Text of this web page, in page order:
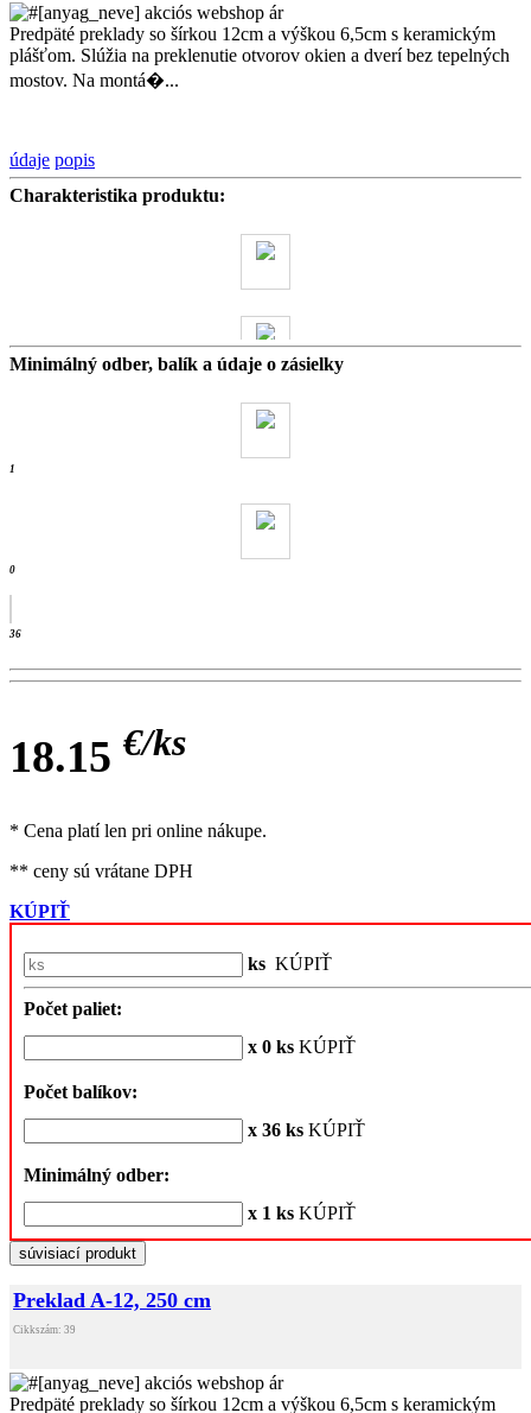
Predpäté preklady so šírkou 12cm a výškou 6,5cm s keramickým
plášťom. Slúžia na preklenutie otvorov okien a dverí bez tepelných
mostov. Na montá�...
údaje popis
Charakteristika produktu:
Minimálný odber, balík a údaje o zásielky
1
0
36
18.15 €/ks
* Cena platí len pri online nákupe.
** ceny sú vrátane DPH
KÚPIŤ
ks KÚPIŤ
Počet paliet:
x 0 ks KÚPIŤ
Počet balíkov:
x 36 ks KÚPIŤ
Minimálný odber:
x 1 ks KÚPIŤ
súvisiací produkt
Preklad A-12, 250 cm
Cikkszám: 39
Predpäté preklady so šírkou 12cm a výškou 6,5cm s keramickým